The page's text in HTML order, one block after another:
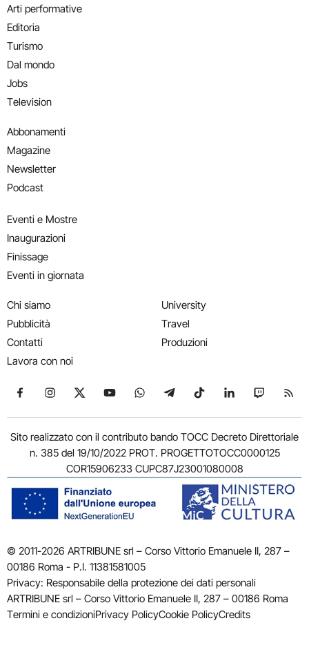
Arti performative
Editoria
Turismo
Dal mondo
Jobs
Television
Abbonamenti
Magazine
Newsletter
Podcast
Eventi e Mostre
Inaugurazioni
Finissage
Eventi in giornata
Chi siamo
Pubblicità
Contatti
Lavora con noi
University
Travel
Produzioni
Seguici su Facebook
Seguici su Instagram
Seguici su X
Seguici su YouTube
Seguici su WhatsApp
Seguici su Telegram
Seguici su TikTok
Seguici su
Seguici
Sito realizzato con il contributo bando TOCC Decreto Direttoriale
n. 385 del 19/10/2022 PROT. PROGETTOTOCC0000125
COR15906233 CUPC87J23001080008
© 2011-2026 ARTRIBUNE srl – Corso Vittorio Emanuele II, 287 –
00186 Roma - P.I. 11381581005
Privacy: Responsabile della protezione dei dati personali
ARTRIBUNE srl – Corso Vittorio Emanuele II, 287 – 00186 Roma
Termini e condizioniPrivacy PolicyCookie PolicyCredits